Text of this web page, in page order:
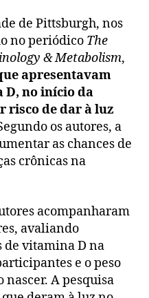
de Pittsburgh, nos
no periódico The
& Metabolism,
apresentavam
no início da
risco de dar à luz
os autores, a
as chances de
crônicas na
acompanharam
avaliando
vitamina D na
e o peso
nascer. A pesquisa